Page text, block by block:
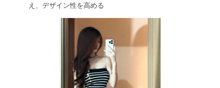
え、デザイン性を高める